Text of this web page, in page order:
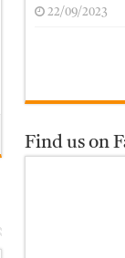
22/09/2023
Find us on